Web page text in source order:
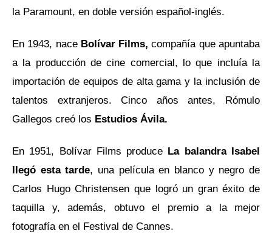
la Paramount, en doble versión español-inglés.
En 1943, nace Bolívar Films, compañía que apuntaba
a la producción de cine comercial, lo que incluía la
importación de equipos de alta gama y la inclusión de
talentos extranjeros. Cinco años antes, Rómulo
Gallegos creó los Estudios Ávila.
En 1951, Bolívar Films produce La balandra Isabel
llegó esta tarde, una película en blanco y negro de
Carlos Hugo Christensen que logró un gran éxito de
taquilla y, además, obtuvo el premio a la mejor
fotografía en el Festival de Cannes.